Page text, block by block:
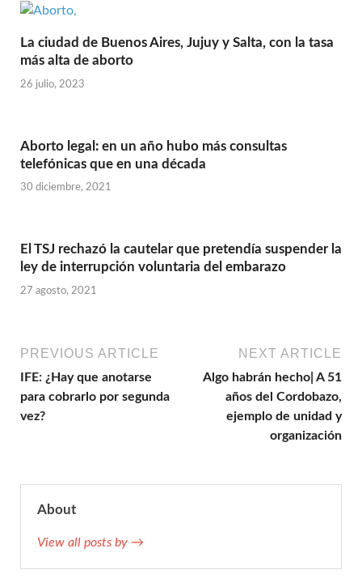
La ciudad de Buenos Aires, Jujuy y Salta, con la tasa
más alta de aborto
26 julio, 2023
Aborto legal: en un año hubo más consultas
telefónicas que en una década
30 diciembre, 2021
El TSJ rechazó la cautelar que pretendía suspender la
ley de interrupción voluntaria del embarazo
27 agosto, 2021
PREVIOUS ARTICLE
IFE: ¿Hay que anotarse
para cobrarlo por segunda
vez?
NEXT ARTICLE
Algo habrán hecho| A 51
años del Cordobazo,
ejemplo de unidad y
organización
About
View all posts by →